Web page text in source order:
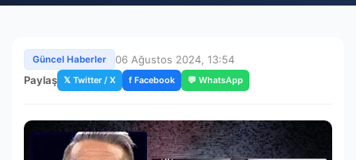
Güncel Haberler
06 Ağustos 2024, 13:54
Paylaş 𝕏 Twitter / X f Facebook 💬 WhatsApp